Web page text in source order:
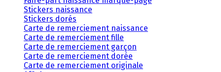
Stickers naissance
Stickers dorés
Carte de remerciement naissance
Carte de remerciement fille
Carte de remerciement garçon
Carte de remerciement dorée
Carte de remerciement originale